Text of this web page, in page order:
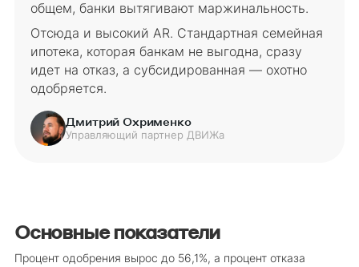
общем, банки вытягивают маржинальность.
Отсюда и высокий AR. Стандартная семейная
ипотека, которая банкам не выгодна, сразу
идет на отказ, а субсидированная — охотно
одобряется.
Дмитрий Охрименко
Управляющий партнер ДВИЖа
Основные показатели
Процент одобрения вырос до 56,1%, а процент отказа